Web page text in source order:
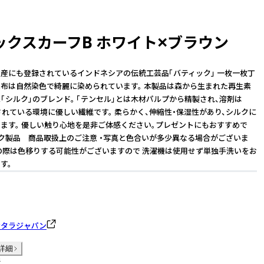
クスカーフB ホワイト×ブラウン
にも登録されているインドネシアの伝統工芸品「バティック」 一枚一枚丁
は自然染色で綺麗に染められています。 本製品は森から生まれた再生素
シルク」のブレンド。 「テンセル」とは木材パルプから精製され、溶剤は
ている環境に優しい繊維です。 柔らかく、伸縮性・保湿性があり、シルクに
す。 優しい触り心地を是非ご体感ください。プレゼントにもおすすめで
製品 商品取扱上のご注意 ・写真と色合いが多少異なる場合がございま
際は色移りする可能性がございますので 洗濯機は使用せず単独手洗いをお
。
ラジャパン
細